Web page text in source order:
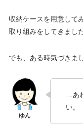
収納ケースを用意して
取り組みをしてきました
でも、ある時気づきま
…あ
い。